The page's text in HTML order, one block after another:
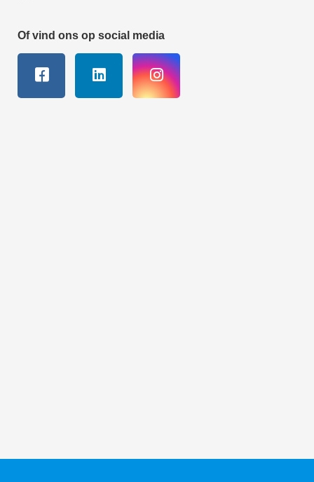
Of vind ons op social media